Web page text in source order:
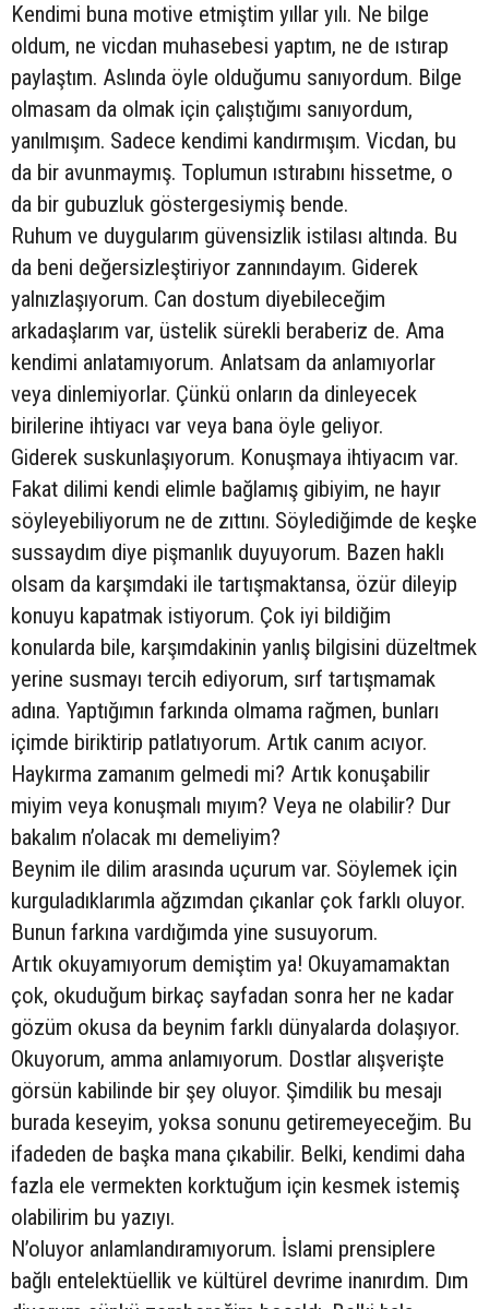
Kendimi buna motive etmiştim yıllar yılı. Ne bilge
oldum, ne vicdan muhasebesi yaptım, ne de ıstırap
paylaştım. Aslında öyle olduğumu sanıyordum. Bilge
olmasam da olmak için çalıştığımı sanıyordum,
yanılmışım. Sadece kendimi kandırmışım. Vicdan, bu
da bir avunmaymış. Toplumun ıstırabını hissetme, o
da bir gubuzluk göstergesiymiş bende.
Ruhum ve duygularım güvensizlik istilası altında. Bu
da beni değersizleştiriyor zannındayım. Giderek
yalnızlaşıyorum. Can dostum diyebileceğim
arkadaşlarım var, üstelik sürekli beraberiz de. Ama
kendimi anlatamıyorum. Anlatsam da anlamıyorlar
veya dinlemiyorlar. Çünkü onların da dinleyecek
birilerine ihtiyacı var veya bana öyle geliyor.
Giderek suskunlaşıyorum. Konuşmaya ihtiyacım var.
Fakat dilimi kendi elimle bağlamış gibiyim, ne hayır
söyleyebiliyorum ne de zıttını. Söylediğimde de keşke
sussaydım diye pişmanlık duyuyorum. Bazen haklı
olsam da karşımdaki ile tartışmaktansa, özür dileyip
konuyu kapatmak istiyorum. Çok iyi bildiğim
konularda bile, karşımdakinin yanlış bilgisini düzeltmek
yerine susmayı tercih ediyorum, sırf tartışmamak
adına. Yaptığımın farkında olmama rağmen, bunları
içimde biriktirip patlatıyorum. Artık canım acıyor.
Haykırma zamanım gelmedi mi? Artık konuşabilir
miyim veya konuşmalı mıyım? Veya ne olabilir? Dur
bakalım n’olacak mı demeliyim?
Beynim ile dilim arasında uçurum var. Söylemek için
kurguladıklarımla ağzımdan çıkanlar çok farklı oluyor.
Bunun farkına vardığımda yine susuyorum.
Artık okuyamıyorum demiştim ya! Okuyamamaktan
çok, okuduğum birkaç sayfadan sonra her ne kadar
gözüm okusa da beynim farklı dünyalarda dolaşıyor.
Okuyorum, amma anlamıyorum. Dostlar alışverişte
görsün kabilinde bir şey oluyor. Şimdilik bu mesajı
burada keseyim, yoksa sonunu getiremeyeceğim. Bu
ifadeden de başka mana çıkabilir. Belki, kendimi daha
fazla ele vermekten korktuğum için kesmek istemiş
olabilirim bu yazıyı.
N’oluyor anlamlandıramıyorum. İslami prensiplere
bağlı entelektüellik ve kültürel devrime inanırdım. Dım